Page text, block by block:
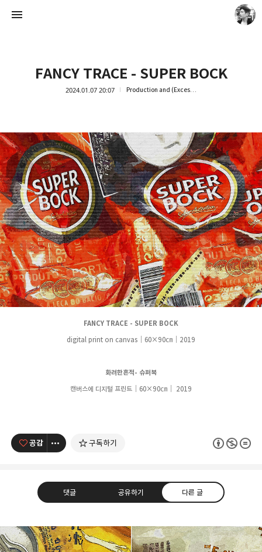
FANCY TRACE - SUPER BOCK
2024.01.07 20:07 Production and (Excessive) Consumption
FANCY TRACE - SUPER BOCK
digital print on canvas｜60×90㎝ 2019
화려한흔적- 슈퍼복
캔버스에 디지털 프린트 ｜60×90㎝ 2019
공감 구독하기
댓글 공유하기 다른 글
Artist Ock Jinhwa ｜옥진화 작가
옥진화